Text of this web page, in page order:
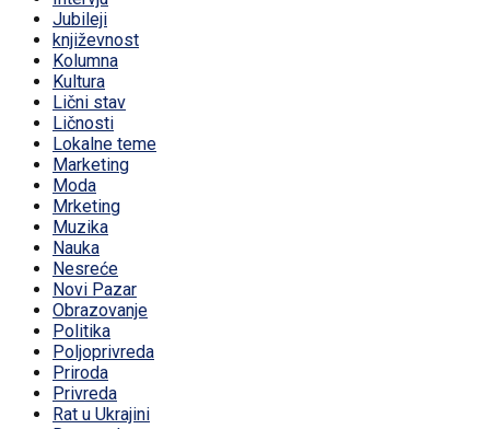
Jubileji
književnost
Kolumna
Kultura
Lični stav
Ličnosti
Lokalne teme
Marketing
Moda
Mrketing
Muzika
Nauka
Nesreće
Novi Pazar
Obrazovanje
Politika
Poljoprivreda
Priroda
Privreda
Rat u Ukrajini